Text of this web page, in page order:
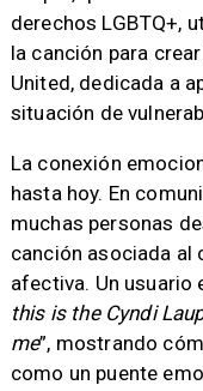
derechos LGBTQ+,
la canción para
United, dedicada a
situación de
La conexión
hasta hoy. En
muchas personas
canción asociada al
afectiva. Un usuario
this is the Cyndi
me”, mostrando
como un puente